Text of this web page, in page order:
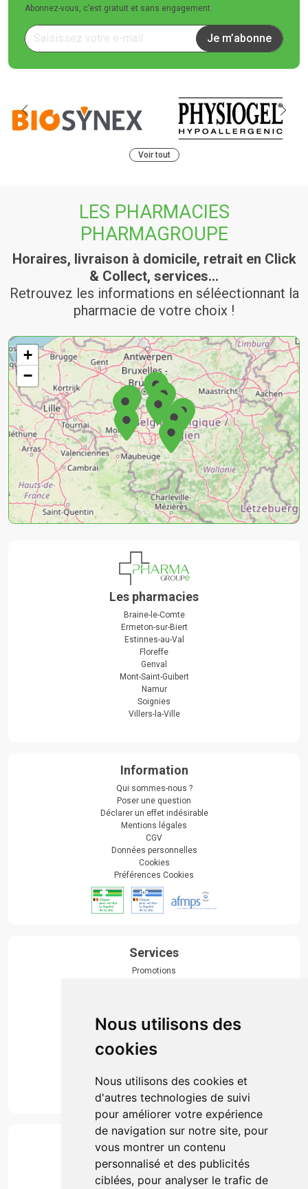
Nous utilisons des
cookies
Nous utilisons des cookies et
d'autres technologies de suivi
pour améliorer votre expérience
de navigation sur notre site, pour
vous montrer un contenu
personnalisé et des publicités
ciblées, pour analyser le trafic de
Abonnez-vous, c’est gratuit et sans engagement.
Je m’abonne
Voir tout
LES PHARMACIES
PHARMAGROUPE
Horaires, livraison à domicile, retrait en Click
& Collect, services...
Retrouvez les informations en séléectionnant la
pharmacie de votre choix !
+
−
Les pharmacies
Braine-le-Comte
Ermeton-sur-Biert
Estinnes-au-Val
Floreffe
Genval
Mont-Saint-Guibert
Namur
Soignies
Villers-la-Ville
Information
Qui sommes-nous ?
Poser une question
Déclarer un effet indésirable
Mentions légales
CGV
Données personnelles
Cookies
Préférences Cookies
Services
Promotions
Actualités & conseils
Événements
Marques
Suivez-nous
Paiement
Simple, rapide et 100% sécurisé